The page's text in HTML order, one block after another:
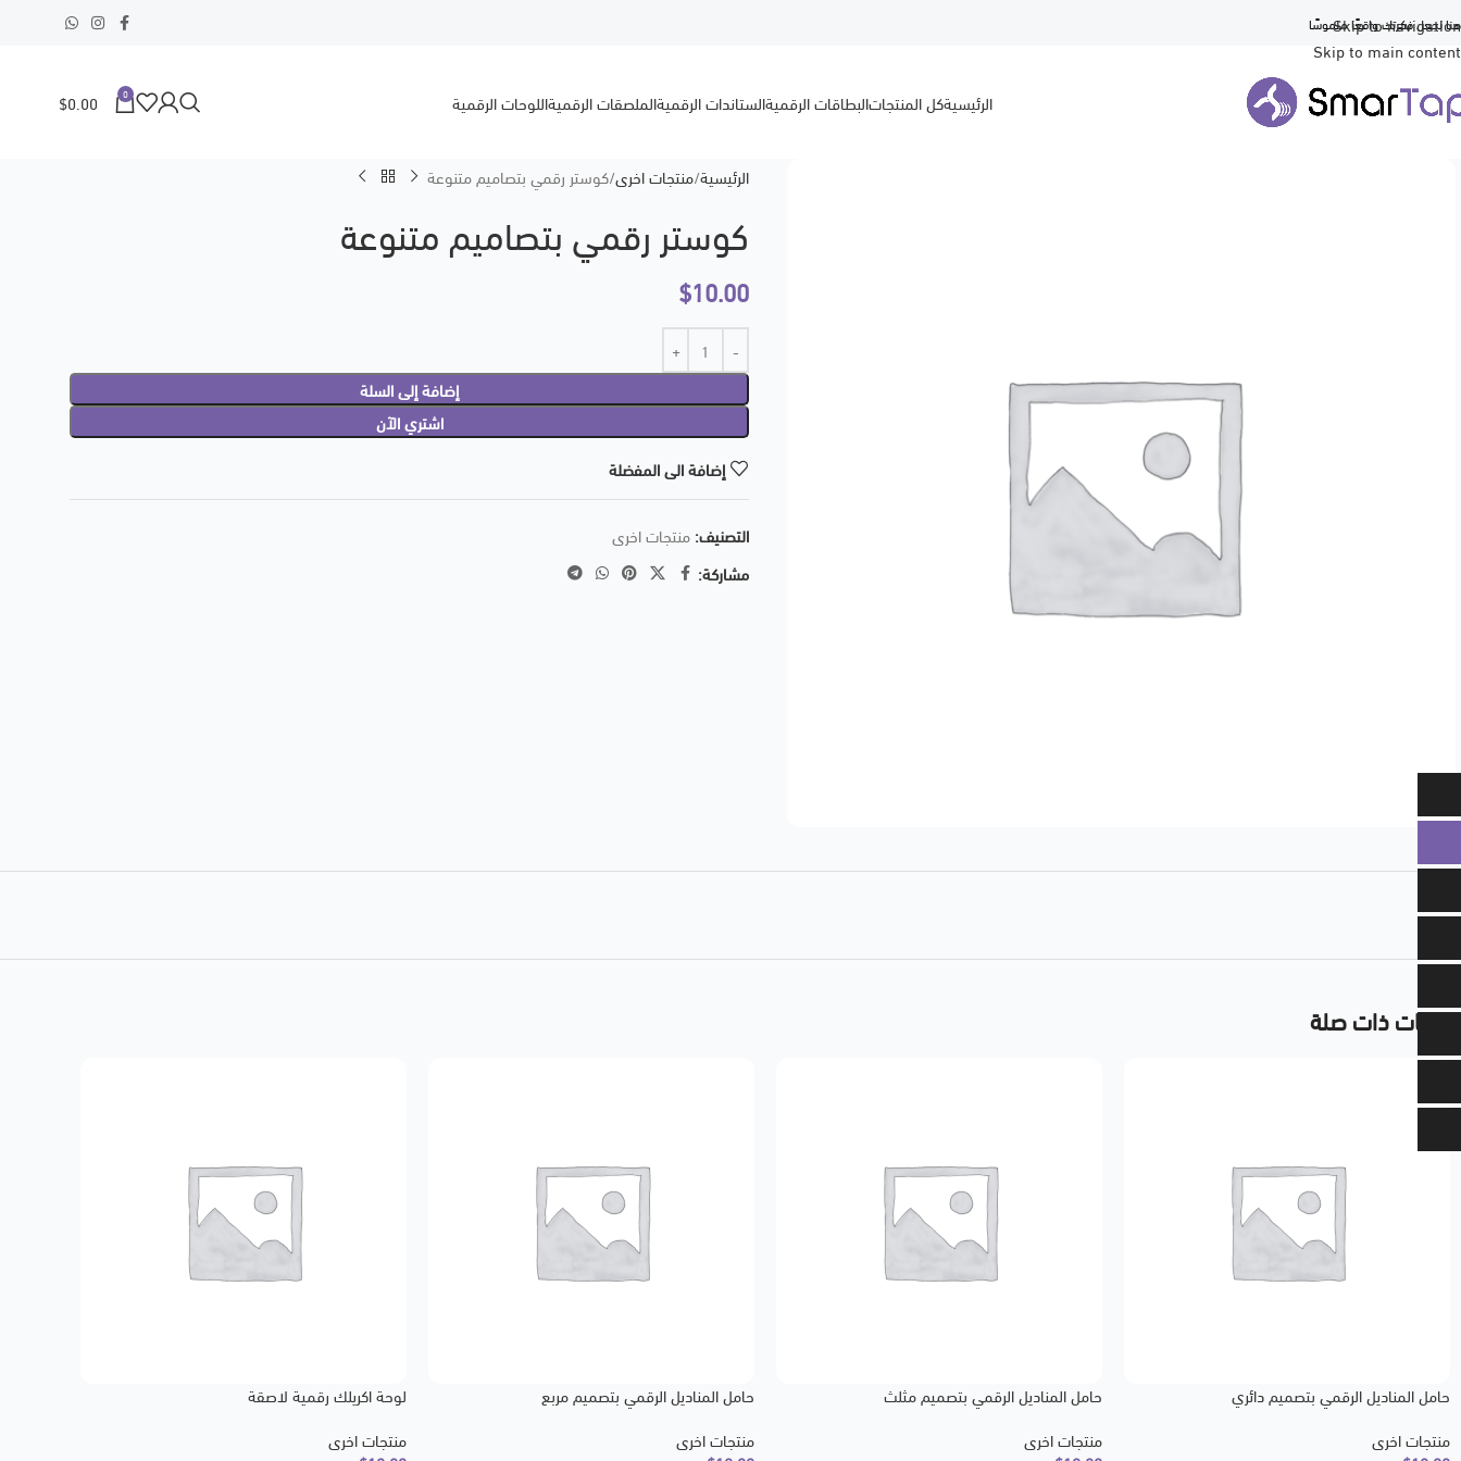
Skip to navigation
Skip to main content
لجعل فكرتك واقعًا ملموسًا
الرئيسيةكل المنتجاتالبطاقات الرقميةالستاندات الرقميةالملصقات الرقميةاللوحات الرقمية 0
$0.00
الرئيسية منتجات اخرى كوستر رقمي بتصاميم متنوعة
كوستر رقمي بتصاميم متنوعة
$10.00
إضافة إلى السلة
اشتري الآن
إضافة الى المفضلة
التصنيف:منتجات اخرى
مشاركة:
منتجات ذات صلة
حامل المناديل الرقمي بتصميم دائري
منتجات اخرى
حامل المناديل الرقمي بتصميم مثلث
منتجات اخرى
حامل المناديل الرقمي بتصميم مربع
منتجات اخرى
لوحة اكريلك رقمية لاصقة
منتجات اخرى